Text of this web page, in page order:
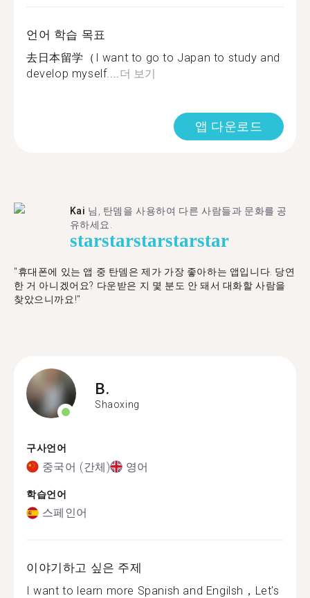
언어 학습 목표
去日本留学（I want to go to Japan to study and
develop myself....더 보기
앱 다운로드
Kai 님, 탄뎀을 사용하여 다른 사람들과 문화를 공
유하세요.
starstarstarstarstar
"휴대폰에 있는 앱 중 탄뎀은 제가 가장 좋아하는 앱입니다. 당연
한 거 아니겠어요? 다운받은 지 몇 분도 안 돼서 대화할 사람을
찾았으니까요!"
B.
Shaoxing
구사언어
중국어 (간체) 영어
학습언어
스페인어
이야기하고 싶은 주제
I want to learn more Spanish and Engilsh，Let's